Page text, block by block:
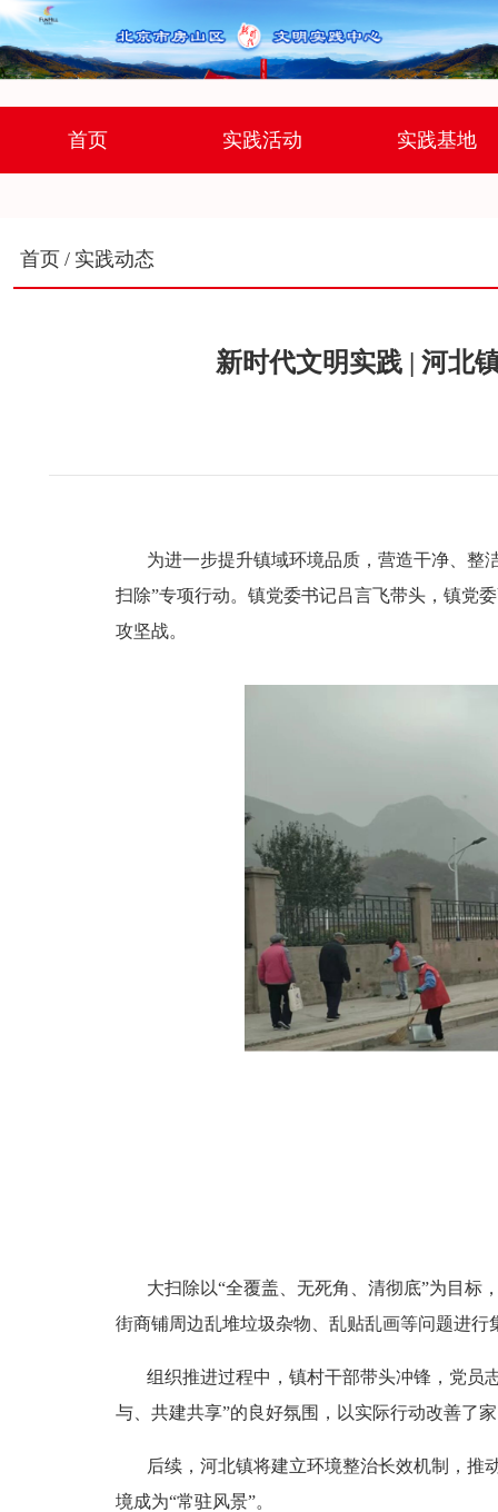
首页 实践活动 实践基地
首页 / 实践动态
新时代文明实践 | 河北
为进一步提升镇域环境品质，营造干净、整
扫除”专项行动。镇党委书记吕言飞带头，镇党
攻坚战。
大扫除以“全覆盖、无死角、清彻底”为目标
街商铺周边乱堆垃圾杂物、乱贴乱画等问题进行
组织推进过程中，镇村干部带头冲锋，党员
与、共建共享”的良好氛围，以实际行动改善了
后续，河北镇将建立环境整治长效机制，推
境成为“常驻风景”。